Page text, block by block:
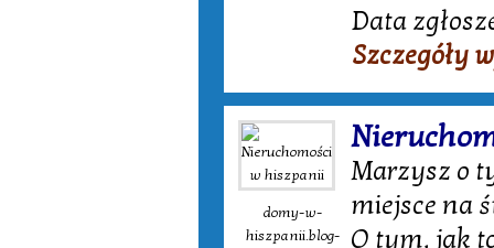
Data
Szczegóły
domy-w-
hiszpanii.blog-
Marzysz o
miejsce na
O tym, jak